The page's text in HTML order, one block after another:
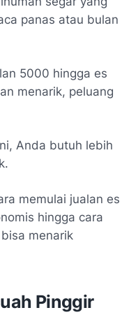
panas atau bulan
5000 hingga es
menarik, peluang
Anda butuh lebih
memulai jualan es
hingga cara
menarik
Pinggir